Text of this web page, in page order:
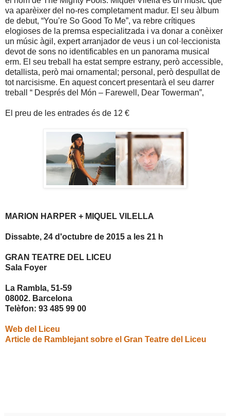
va aparèixer del no-res completament madur. El seu àlbum
de debut, “You’re So Good To Me”, va rebre crítiques
elogioses de la premsa especialitzada i va donar a conèixer
un músic àgil, expert arranjador de veus i un col·leccionista
devot de sons no identificables en un panorama musical
erm. El seu treball ha estat sempre estrany, però accessible,
detallista, però mai ornamental; personal, però despullat de
tot narcisisme. En aquest concert presentarà el seu darrer
treball “ Després del Món – Farewell, Dear Towerman”,
El preu de les entrades és de 12 €
MARION HARPER + MIQUEL VILELLA
Dissabte, 24 d'octubre de 2015 a les 21 h
GRAN TEATRE DEL LICEU
Sala Foyer
La Rambla, 51-59
08002. Barcelona
Telèfon: 93 485 99 00
Web del Liceu
Article de Ramblejant sobre el Gran Teatre del Liceu